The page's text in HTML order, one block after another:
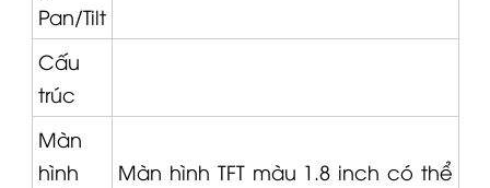
Pan/Tilt
Cấu
trúc
Màn
hình
Màn hình TFT màu 1.8 inch có thể